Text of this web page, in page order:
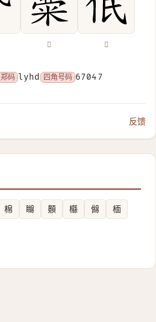
𥺠 𪜳
郑码 lyhd 四角号码 67047
反馈
棉 矊 䫵 㰃 㒙
㮌